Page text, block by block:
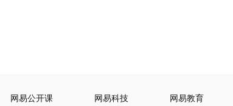
网易公开课 网易科技 网易教育